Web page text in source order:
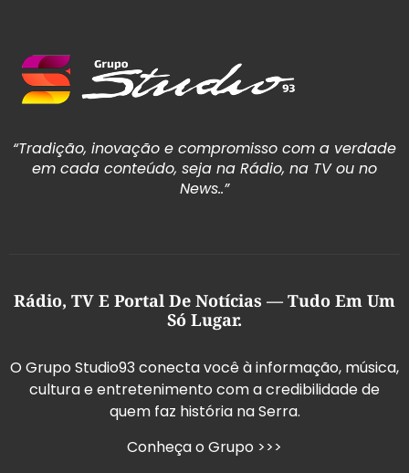
“Tradição, inovação e compromisso com a verdade
em cada conteúdo, seja na Rádio, na TV ou no
News..”
Rádio, TV E Portal De Notícias — Tudo Em Um
Só Lugar.
O Grupo Studio93 conecta você à informação, música,
cultura e entretenimento com a credibilidade de
quem faz história na Serra.
Conheça o Grupo >>>